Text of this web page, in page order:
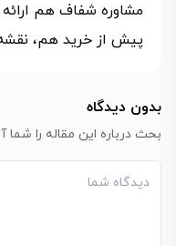
مشاوره شفاف هم
پیش از خرید هم،
بدون دیدگاه
بحث درباره این مقاله را شما